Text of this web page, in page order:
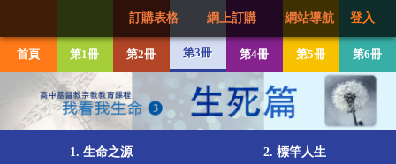
訂購表格 網上訂購 網站導航 登入
首頁 第1冊 第2冊 第3冊 第4冊 第5冊 第6冊
1. 生命之源 2. 標竿人生